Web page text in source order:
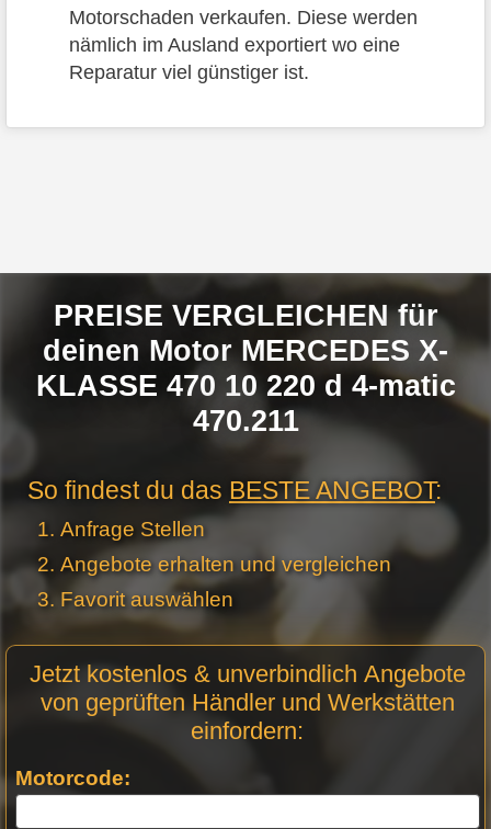
Motorschaden verkaufen. Diese werden
nämlich im Ausland exportiert wo eine
Reparatur viel günstiger ist.
PREISE VERGLEICHEN für
deinen Motor MERCEDES X-
KLASSE 470 10 220 d 4-matic
470.211
So findest du das BESTE ANGEBOT:
Anfrage Stellen
Angebote erhalten und vergleichen
Favorit auswählen
Anfrage
Stellen -
Jetzt kostenlos & unverbindlich Angebote
von geprüften Händler und Werkstätten
einfordern:
Motorcode: